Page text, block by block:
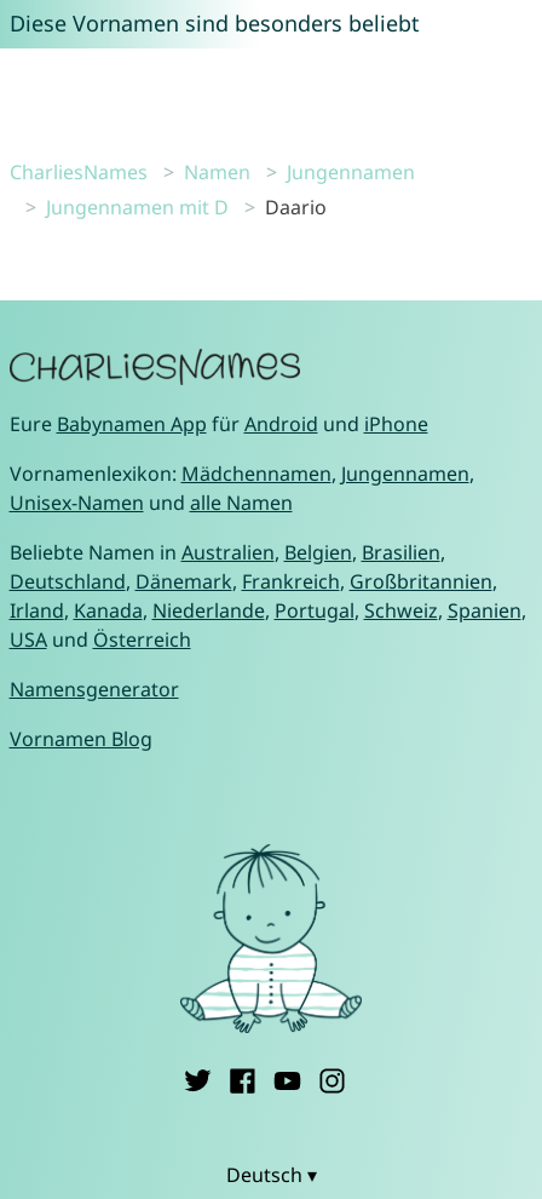
Diese Vornamen sind besonders beliebt
CharliesNames Namen
Jungennamen
Jungennamen mit D
Daario
Eure Babynamen App fürAndroid und iPhone
Vornamenlexikon: Mädchennamen, Jungennamen,
Unisex-Namen und alle Namen
Beliebte Namen in Australien, Belgien, Brasilien,
Deutschland, Dänemark, Frankreich, Großbritannien,
Irland, Kanada, Niederlande, Portugal, Schweiz, Spanien,
USAund Österreich
Namensgenerator
Vornamen Blog
Deutsch ▾